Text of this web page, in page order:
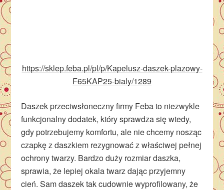
https://sklep.feba.pl/pl/p/Kapelusz-daszek-plazowy-
F65KAP25-bialy/1289
Daszek przeciwsłoneczny firmy Feba to niezwykle
funkcjonalny dodatek, który sprawdza się wtedy,
gdy potrzebujemy komfortu, ale nie chcemy nosząc
czapkę z daszkiem rezygnować z właściwej pełnej
ochrony twarzy. Bardzo duży rozmiar daszka,
sprawia, że lepiej okala twarz dając przyjemny
cień. Sam daszek tak cudownie wyprofilowany, że